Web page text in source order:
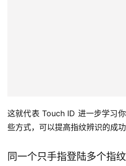
这就代表 Touch ID 进一步学习
些方式，可以提高指纹辨识的成
同一个只手指登陆多个指纹